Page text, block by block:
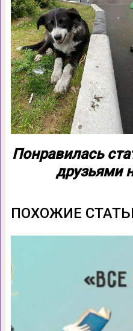
Понравилась
друзьями
ПОХОЖИЕ